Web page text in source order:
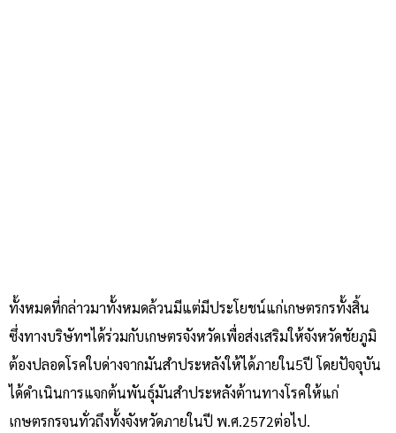
ทั้งหมดที่กล่าวมาทั้งหมดล้วนมีแต่มีประโยชน์แก่เกษตรกรทั้งสิ้น
ซึ่งทางบริษัทฯได้ร่วมกับเกษตรจังหวัดเพื่อส่งเสริมให้จังหวัดชัยภูมิ
ต้องปลอดโรคใบด่างจากมันสำประหลังให้ได้ภายใน5ปี โดยปัจจุบัน
ได้ดำเนินการแจกต้นพันธุ์มันสำประหลังต้านทางโรคให้แก่
เกษตรกรจนทั่วถึงทั้งจังหวัดภายในปี พ.ศ.2572ต่อไป.